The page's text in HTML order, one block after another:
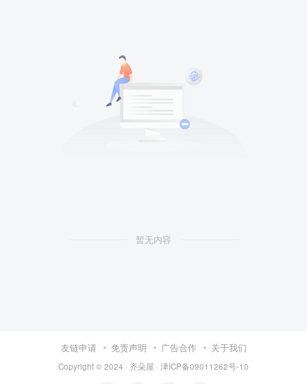
暂无内容
友链申请 免责声明 广告合作 关于我们
Copyright © 2024 · 齐朵屋 · 津ICP备09011262号-10